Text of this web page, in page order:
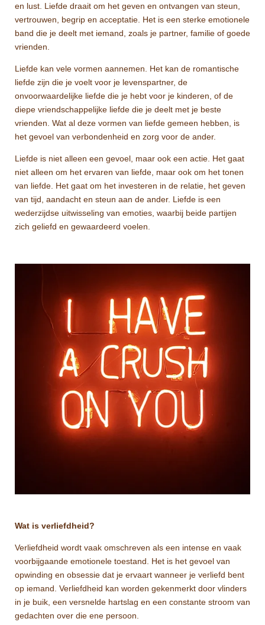
en lust. Liefde draait om het geven en ontvangen van steun,
vertrouwen, begrip en acceptatie. Het is een sterke emotionele
band die je deelt met iemand, zoals je partner, familie of goede
vrienden.
Liefde kan vele vormen aannemen. Het kan de romantische
liefde zijn die je voelt voor je levenspartner, de
onvoorwaardelijke liefde die je hebt voor je kinderen, of de
diepe vriendschappelijke liefde die je deelt met je beste
vrienden. Wat al deze vormen van liefde gemeen hebben, is
het gevoel van verbondenheid en zorg voor de ander.
Liefde is niet alleen een gevoel, maar ook een actie. Het gaat
niet alleen om het ervaren van liefde, maar ook om het tonen
van liefde. Het gaat om het investeren in de relatie, het geven
van tijd, aandacht en steun aan de ander. Liefde is een
wederzijdse uitwisseling van emoties, waarbij beide partijen
zich geliefd en gewaardeerd voelen.
Wat is verliefdheid?
Verliefdheid wordt vaak omschreven als een intense en vaak
voorbijgaande emotionele toestand. Het is het gevoel van
opwinding en obsessie dat je ervaart wanneer je verliefd bent
op iemand. Verliefdheid kan worden gekenmerkt door vlinders
in je buik, een versnelde hartslag en een constante stroom van
gedachten over die ene persoon.